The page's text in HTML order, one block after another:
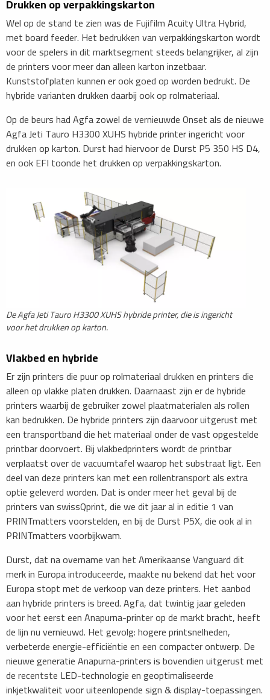
Drukken op verpakkingskarton
Wel op de stand te zien was de Fujifilm Acuity Ultra Hybrid,
met board feeder. Het bedrukken van verpakkingskarton wordt
voor de spelers in dit marktsegment steeds belangrijker, al zijn
de printers voor meer dan alleen karton inzetbaar.
Kunststofplaten kunnen er ook goed op worden bedrukt. De
hybride varianten drukken daarbij ook op rolmateriaal.
Op de beurs had Agfa zowel de vernieuwde Onset als de nieuwe
Agfa Jeti Tauro H3300 XUHS hybride printer ingericht voor
drukken op karton. Durst had hiervoor de Durst P5 350 HS D4,
en ook EFI toonde het drukken op verpakkingskarton.
De Agfa Jeti Tauro H3300 XUHS hybride printer, die is ingericht
voor het drukken op karton.
Vlakbed en hybride
Er zijn printers die puur op rolmateriaal drukken en printers die
alleen op vlakke platen drukken. Daarnaast zijn er de hybride
printers waarbij de gebruiker zowel plaatmaterialen als rollen
kan bedrukken. De hybride printers zijn daarvoor uitgerust met
een transportband die het materiaal onder de vast opgestelde
printbar doorvoert. Bij vlakbedprinters wordt de printbar
verplaatst over de vacuumtafel waarop het substraat ligt. Een
deel van deze printers kan met een rollentransport als extra
optie geleverd worden. Dat is onder meer het geval bij de
printers van swissQprint, die we dit jaar al in editie 1 van
PRINTmatters voorstelden, en bij de Durst P5X, die ook al in
PRINTmatters voorbijkwam.
Durst, dat na overname van het Amerikaanse Vanguard dit
merk in Europa introduceerde, maakte nu bekend dat het voor
Europa stopt met de verkoop van deze printers. Het aanbod
aan hybride printers is breed. Agfa, dat twintig jaar geleden
voor het eerst een Anapurna-printer op de markt bracht, heeft
de lijn nu vernieuwd. Het gevolg: hogere printsnelheden,
verbeterde energie-efficiëntie en een compacter ontwerp. De
nieuwe generatie Anapurna-printers is bovendien uitgerust met
de recentste LED-technologie en geoptimaliseerde
inkjetkwaliteit voor uiteenlopende sign & display-toepassingen.